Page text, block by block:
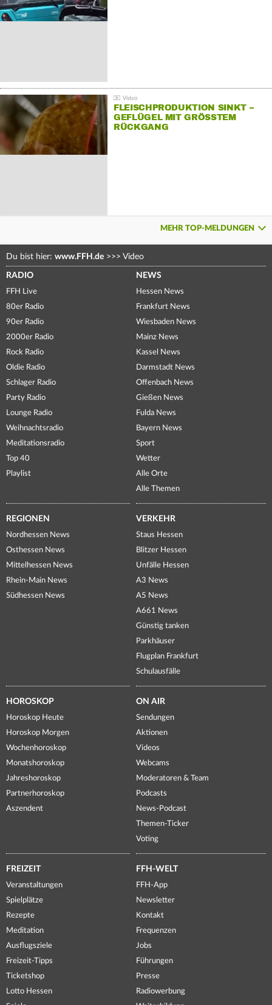
FLEISCHPRODUKTION SINKT –
GEFLÜGEL MIT GRÖSSTEM R
ÜCKGANG
MEHR TOP-MELDUNGEN
Du bist hier: www.FFH.de >>> Video
RADIO
FFH Live
80er Radio
90er Radio
2000er Radio
Rock Radio
Oldie Radio
Schlager Radio
Party Radio
Lounge Radio
Weihnachtsradio
Meditationsradio
Top 40
Playlist
NEWS
Hessen News
Frankfurt News
Wiesbaden News
Mainz News
Kassel News
Darmstadt News
Offenbach News
Gießen News
Fulda News
Bayern News
Sport
Wetter
Alle Orte
Alle Themen
REGIONEN
Nordhessen News
Osthessen News
Mittelhessen News
Rhein-Main News
Südhessen News
VERKEHR
Staus Hessen
Blitzer Hessen
Unfälle Hessen
A3 News
A5 News
A661 News
Günstig tanken
Parkhäuser
Flugplan Frankfurt
Schulausfälle
HOROSKOP
Horoskop Heute
Horoskop Morgen
Wochenhoroskop
Monatshoroskop
Jahreshoroskop
Partnerhoroskop
Aszendent
ON AIR
Sendungen
Aktionen
Videos
Webcams
Moderatoren & Team
Podcasts
News-Podcast
Themen-Ticker
Voting
FREIZEIT
Veranstaltungen
Spielplätze
Rezepte
Meditation
Ausflugsziele
Freizeit-Tipps
Ticketshop
Lotto Hessen
FFH-WELT
FFH-App
Newsletter
Kontakt
Frequenzen
Jobs
Führungen
Presse
Radiowerbung